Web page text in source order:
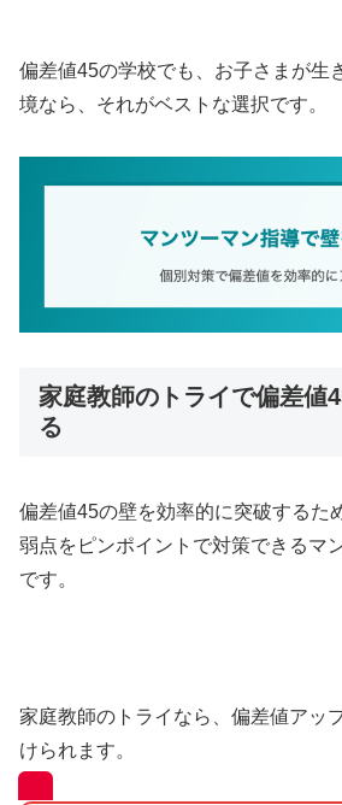
偏差値45の学校でも、お子さまが生
境なら、それがベストな選択です。
家庭教師のトライで偏差値
る
偏差値45の壁を効率的に突破するた
弱点をピンポイントで対策できるマ
です。
家庭教師のトライなら、偏差値アッ
けられます。